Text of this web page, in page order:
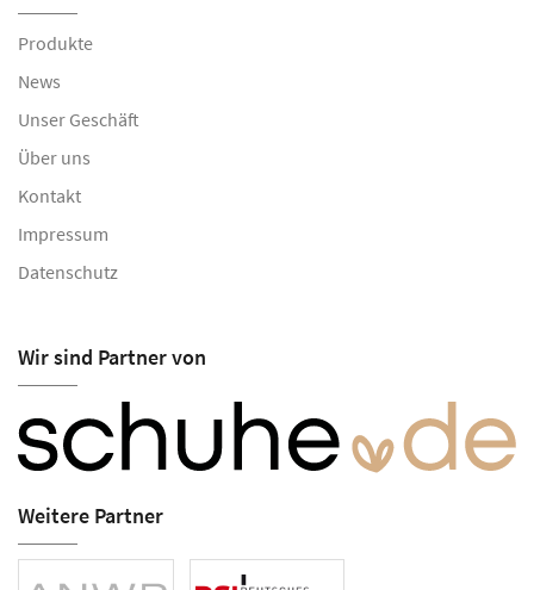
Produkte
News
Unser Geschäft
Über uns
Kontakt
Impressum
Datenschutz
Wir sind Partner von
Weitere Partner